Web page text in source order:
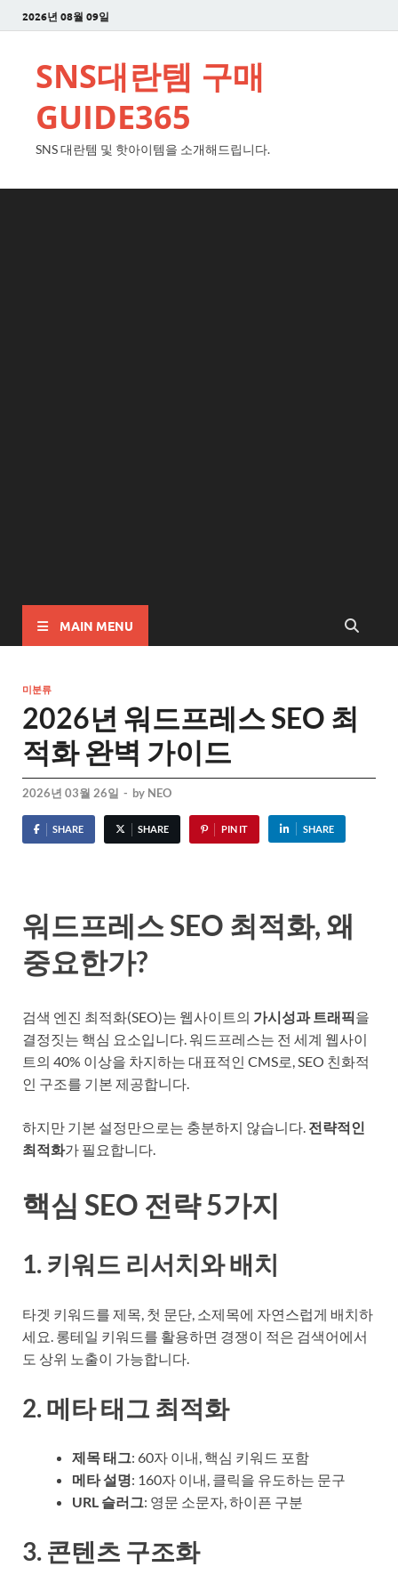
2026년 08월 09일
SNS대란템 구매
GUIDE365
SNS 대란템 및 핫아이템을 소개해드립니다.
MAIN MENU
미분류
2026년 워드프레스 SEO 최
적화 완벽 가이드
2026년 03월 26일 - by NEO
SHARE SHARE PIN IT SHARE
워드프레스 SEO 최적화, 왜
중요한가?
검색 엔진 최적화(SEO)는 웹사이트의 가시성과 트래픽을
결정짓는 핵심 요소입니다. 워드프레스는 전 세계 웹사이
트의 40% 이상을 차지하는 대표적인 CMS로, SEO 친화적
인 구조를 기본 제공합니다.
하지만 기본 설정만으로는 충분하지 않습니다. 전략적인
최적화가 필요합니다.
핵심 SEO 전략 5가지
1. 키워드 리서치와 배치
타겟 키워드를 제목, 첫 문단, 소제목에 자연스럽게 배치하
세요. 롱테일 키워드를 활용하면 경쟁이 적은 검색어에서
도 상위 노출이 가능합니다.
2. 메타 태그 최적화
제목 태그: 60자 이내, 핵심 키워드 포함
메타 설명: 160자 이내, 클릭을 유도하는 문구
URL 슬러그: 영문 소문자, 하이픈 구분
3. 콘텐츠 구조화